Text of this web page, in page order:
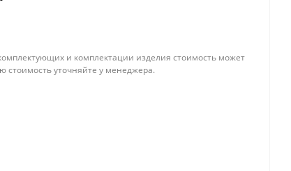
и комплектации изделия стоимость может
стоимость уточняйте у менеджера.